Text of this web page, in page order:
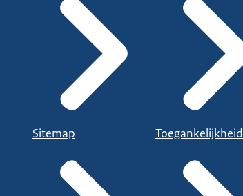
Sitemap Toegankelijkheid